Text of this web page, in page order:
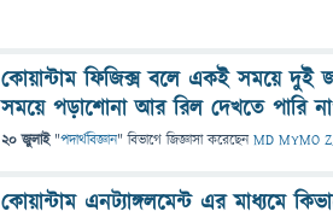
কোয়ান্টাম ফিজিক্স বলে একই সময়ে দুই
সময়ে পড়াশোনা আর রিল দেখতে পারি
20 জুলাই "পদার্থবিজ্ঞান" বিভাগে জিজ্ঞাসাকরেছেনMD MYMO
কোয়ান্টাম এনট্যাঙ্গলমেন্ট এর মাধ্যমে